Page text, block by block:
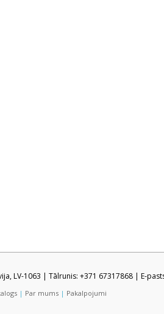
LV-1063 | Tālrunis: +371 67317868 | E-
| Par mums | Pakalpojumi